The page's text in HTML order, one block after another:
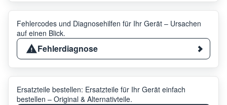
Fehlercodes und Diagnosehilfen für Ihr Gerät – Ursachen
auf einen Blick.
Fehlerdiagnose
Ersatzteile bestellen: Ersatzteile für Ihr Gerät einfach
bestellen – Original & Alternativteile.